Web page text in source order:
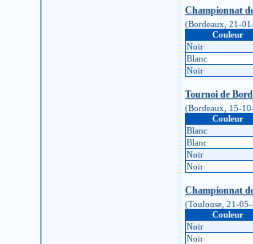
Championnat
(Bordeaux, 21-
Couleur
Noir
Blanc
Noir
Tournoi de
(Bordeaux, 15-
Couleur
Blanc
Blanc
Noir
Noir
Championnat
(Toulouse, 21-
Couleur
Noir
Noir